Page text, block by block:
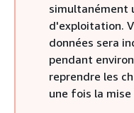
simultanément
d'exploitation.
données sera
pendant
reprendre les
une fois la